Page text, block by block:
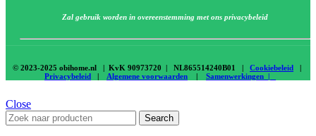
Zal gebruik worden in overeenstemming met ons privacybeleid
© 2023-2025 obihome.nl | KvK 90973720 | NL865514240B01 | Cookiebeleid
Privacybeleid
Algemene voorwaarden Samenwerkingen |
Close
Search